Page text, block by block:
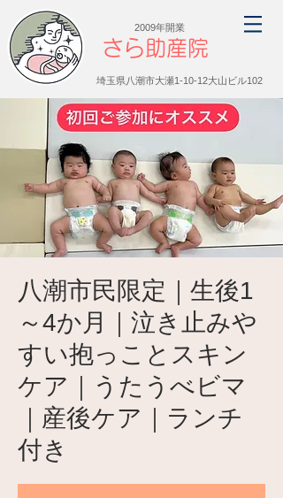
さら助産院
埼玉県八潮市大瀬1-10-12大山ビル102
2009年開業
八潮市民限定｜生後1
～4か月｜泣き止みや
すい抱っことスキン
ケア｜うたうべビマ
｜産後ケア｜ランチ
付き